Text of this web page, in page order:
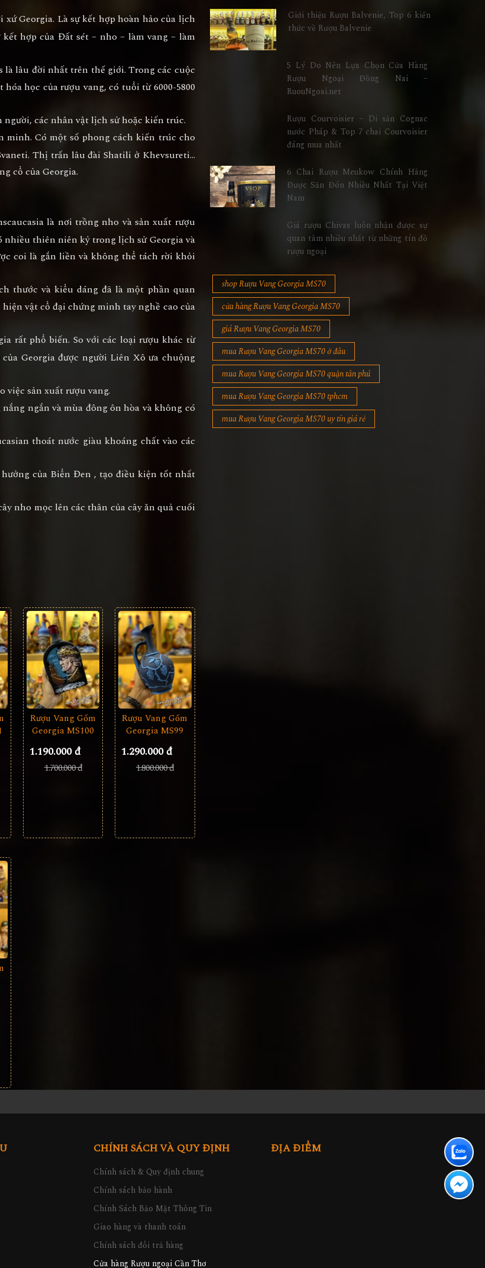
Georgia. Là sự kết hợp hoàn hảo của lịch
hợp của Đất sét – nho – làm vang – làm
là lâu đời nhất trên thế giới. Trong các cuộc
học của rượu vang, có tuổi từ 6000-5800
các nhân vật lịch sử hoặc kiến trúc.
Có một số phong cách kiến trúc cho
Thị trấn lâu đài Shatili ở Khevsureti…
cổ của Georgia.
là nơi trồng nho và sản xuất rượu
nhiều thiên niên kỷ trong lịch sử Georgia và
coi là gắn liền và không thể tách rời khỏi
thước và kiểu dáng đã là một phần quan
vật cổ đại chứng minh tay nghề cao của
rất phổ biến. So với các loại rượu khác từ
Georgia được người Liên Xô ưa chuộng
sản xuất rượu vang.
ngắn và mùa đông ôn hòa và không có
thoát nước giàu khoáng chất vào các
của Biển Đen , tạo điều kiện tốt nhất
nho mọc lên các thân của cây ăn quả cuối
Rượu Vang Gốm
Georgia MS100
1.190.000 đ
1.700.000 đ
Rượu Vang Gốm
Georgia MS99
1.290.000 đ
1.800.000 đ
Giới thiệu Rượu Balvenie, Top 6 kiến
thức về Rượu Balvenie
5 Lý Do Nên Lựa Chọn Cửa Hàng
Rượu Ngoại Đồng Nai –
RuouNgoai.net
Rượu Courvoisier – Di sản Cognac
nước Pháp & Top 7 chai Courvoisier
đáng mua nhất
6 Chai Rượu Meukow Chính Hãng
Được Săn Đón Nhiều Nhất Tại Việt
Nam
Giá rượu Chivas luôn nhận được sự
quan tâm nhiều nhất từ những tín đồ
rượu ngoại
shop Rượu Vang Georgia MS70
cửa hàng Rượu Vang Georgia MS70
giá Rượu Vang Georgia MS70
mua Rượu Vang Georgia MS70 ở đâu
mua Rượu Vang Georgia MS70 quận tân phú
mua Rượu Vang Georgia MS70 tphcm
mua Rượu Vang Georgia MS70 uy tín giá rẻ
CHÍNH SÁCH VÀ QUY ĐỊNH
Chính sách & Quy định chung
Chính sách bảo hành
Chính Sách Bảo Mật Thông Tin
Giao hàng và thanh toán
Chính sách đổi trả hàng
Cửa hàng Rượu ngoại Cần Thơ
ĐỊA ĐIỂM